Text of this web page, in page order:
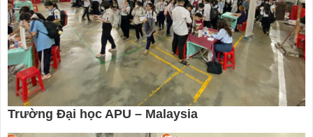
Trường Đại học APU – Malaysia